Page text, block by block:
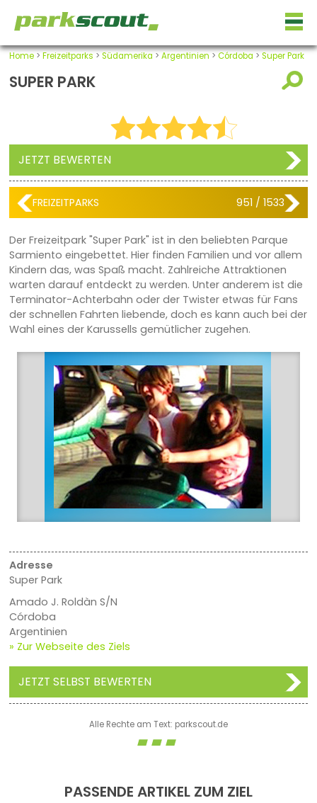
Home> Freizeitparks > Südamerika > Argentinien > Córdoba > Super Park
SUPER PARK
JETZT BEWERTEN
FREIZEITPARKS 951 / 1533
Der Freizeitpark "Super Park" ist in den beliebten Parque
Sarmiento eingebettet. Hier finden Familien und vor allem
Kindern das, was Spaß macht. Zahlreiche Attraktionen
warten darauf entdeckt zu werden. Unter anderem ist die
Terminator-Achterbahn oder der Twister etwas für Fans
der schnellen Fahrten liebende, doch es kann auch bei der
Wahl eines der Karussells gemütlicher zugehen.
Adresse
Super Park
Amado J. Roldàn S/N
Córdoba
Argentinien
» Zur Webseite des Ziels
JETZT SELBST BEWERTEN
Alle Rechte am Text: parkscout.de
PASSENDE ARTIKEL ZUM ZIEL